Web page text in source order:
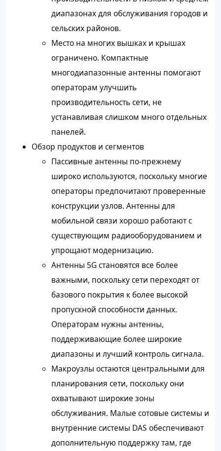
диапазонах для обслуживания городов и
сельских районов.
Место на многих вышках и крышах
ограничено. Компактные
многодиапазонные антенны помогают
операторам улучшить
производительность сети, не
устанавливая слишком много отдельных
панелей.
Обзор продуктов и сегментов
Пассивные антенны по-прежнему
широко используются, поскольку многие
операторы предпочитают проверенные
конструкции узлов. Антенны для
мобильной связи хорошо работают с
существующим радиооборудованием и
упрощают модернизацию.
Антенны 5G становятся все более
важными, поскольку сети переходят от
базового покрытия к более высокой
пропускной способности данных.
Операторам нужны антенны,
поддерживающие более широкие
диапазоны и лучший контроль сигнала.
Макроузлы остаются центральными для
планирования сети, поскольку они
охватывают широкие зоны
обслуживания. Малые сотовые системы и
внутренние системы DAS обеспечивают
дополнительную поддержку там, где